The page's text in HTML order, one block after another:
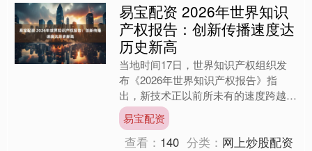
易宝配资 2026年世界知识
产权报告：创新传播速度达
历史新高
当地时间17日，世界知识产权组织发
布《2026年世界知识产权报告》指
出，新技术正以前所未有的速度跨越国
界，各国在技术应用强度上的差距也在
逐步缩小。报告基于250....
易宝配资
查看： 140 分类： 网上炒股配资